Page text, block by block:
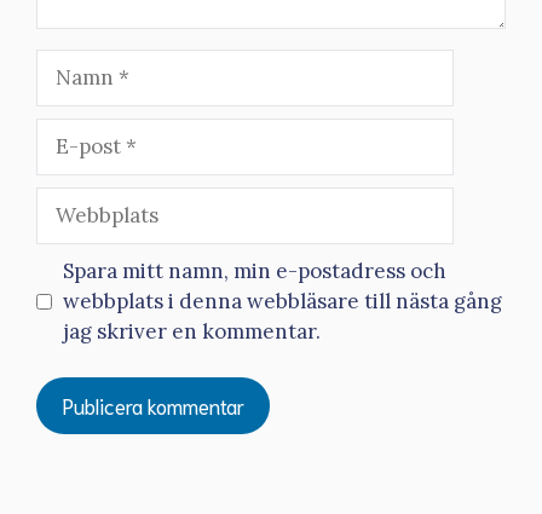
post
Webbplats
Spara mitt namn, min e-postadress och
webbplats i denna webbläsare till nästa gång
jag skriver en kommentar.